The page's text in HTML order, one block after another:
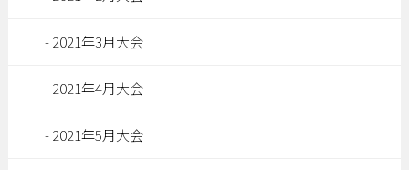
2021年3月大会
2021年4月大会
2021年5月大会